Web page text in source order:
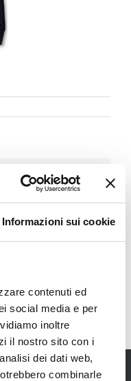
Informazioni sui cookie
contenuti ed
social media e per
inoltre
il nostro sito con i
dei dati web,
combinarle
social